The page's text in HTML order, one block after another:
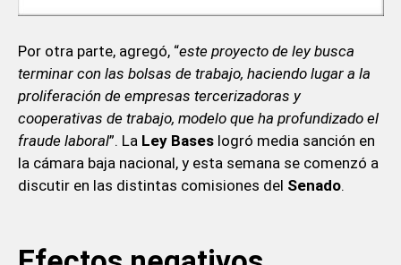
Por otra parte, agregó, “este proyecto de ley busca
terminar con las bolsas de trabajo, haciendo lugar a la
proliferación de empresas tercerizadoras y
cooperativas de trabajo, modelo que ha profundizado el
fraude laboral”. La Ley Baseslogró media sanción en
la cámara baja nacional, y esta semana se comenzó a
discutir en las distintas comisiones del Senado.